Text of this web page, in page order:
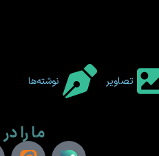
تصاویر نوشته‌ها
ما را